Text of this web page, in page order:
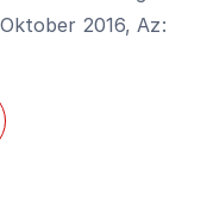
2016, Az: